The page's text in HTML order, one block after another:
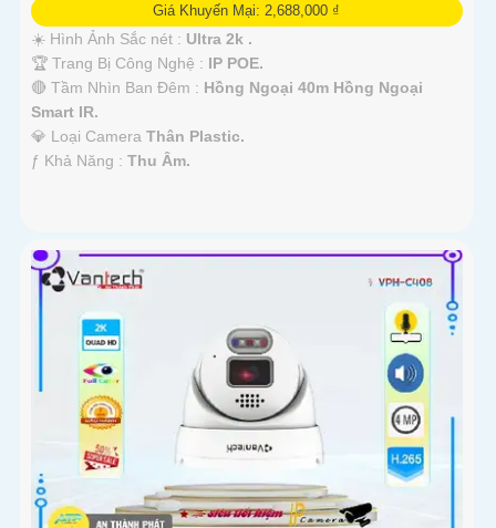
Giá Khuyến Mại: 2,688,000 ₫
☀️ Hình Ảnh Sắc nét : Ultra 2k .
🏆 Trang Bị Công Nghệ : IP POE.
🔴 Tầm Nhìn Ban Đêm : Hồng Ngoại 40m Hồng Ngoại
Smart IR.
💎 Loại Camera Thân Plastic.
️ƒ Khả Năng : Thu Âm.